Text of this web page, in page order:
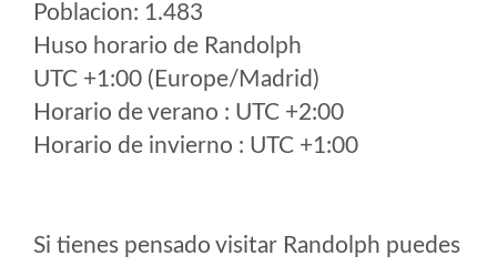
Poblacion: 1.483
Huso horario de Randolph
UTC +1:00 (Europe/Madrid)
Horario de verano : UTC +2:00
Horario de invierno : UTC +1:00
Si tienes pensado visitar Randolph puedes